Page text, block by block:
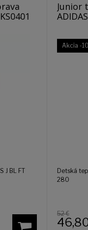
J BL FT
Junior
Akcia -
Detská
280
52 €